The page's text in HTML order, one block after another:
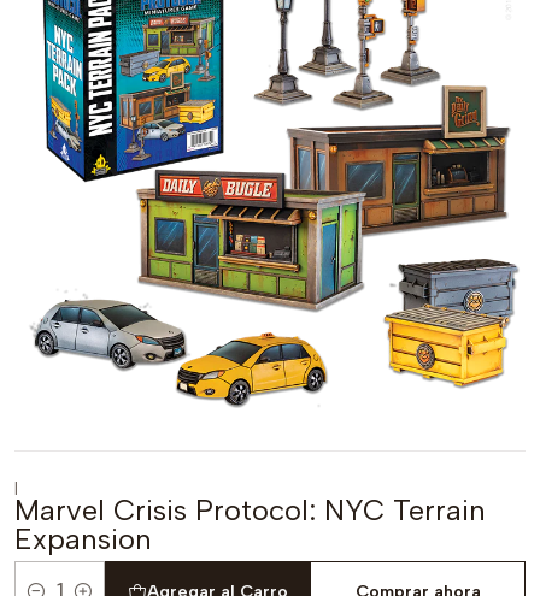
|
Marvel Crisis Protocol: NYC Terrain
Expansion
Agregar al Carro Comprar ahora